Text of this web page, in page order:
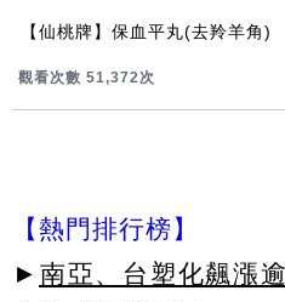
【仙桃牌】保血平丸(去羚羊角)
觀看次數 51,372次
【熱門排行榜】
► 南亞、台塑化飆漲